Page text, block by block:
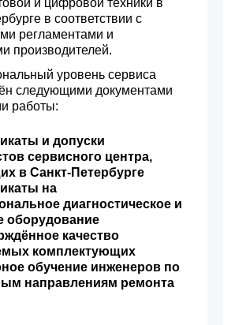
в соответствии с
регламентами и
производителей.
уровень сервиса
следующими документами
работы:
и допуски
сервисного центра,
в Санкт-Петербурге
на
диагностическое и
оборудование
качество
комплектующих
обучение инженеров по
направлениям ремонта